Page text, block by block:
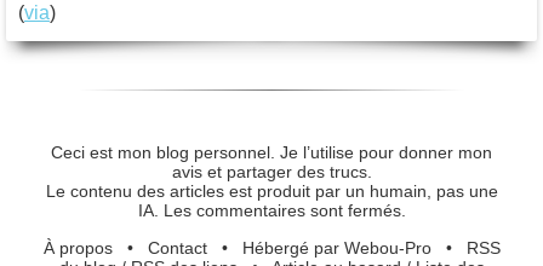
(via)
Ceci est mon blog personnel. Je l’utilise pour donner mon
avis et partager des trucs.
Le contenu des articles est produit par un humain, pas une
IA. Les commentaires sont fermés.
À propos• Contact• Hébergé par Webou-Pro• RSS